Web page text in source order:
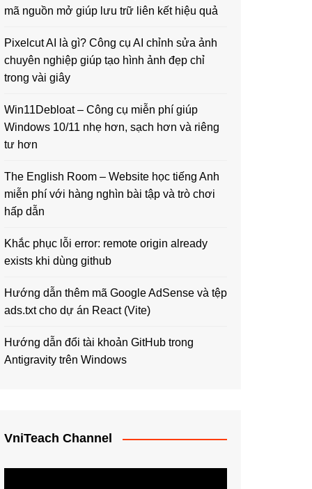
mã nguồn mở giúp lưu trữ liên kết hiệu quả
Pixelcut AI là gì? Công cụ AI chỉnh sửa ảnh
chuyên nghiệp giúp tạo hình ảnh đẹp chỉ
trong vài giây
Win11Debloat – Công cụ miễn phí giúp
Windows 10/11 nhẹ hơn, sạch hơn và riêng
tư hơn
The English Room – Website học tiếng Anh
miễn phí với hàng nghìn bài tập và trò chơi
hấp dẫn
Khắc phục lỗi error: remote origin already
exists khi dùng github
Hướng dẫn thêm mã Google AdSense và tệp
ads.txt cho dự án React (Vite)
Hướng dẫn đổi tài khoản GitHub trong
Antigravity trên Windows
VniTeach Channel